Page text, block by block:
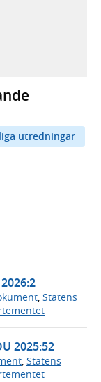
webbplats,
utredningar
Statens
2025:52
, Statens